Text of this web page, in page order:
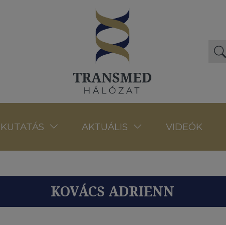
KUTATÁS AKTUÁLIS VIDEÓK
KOVÁCS ADRIENN